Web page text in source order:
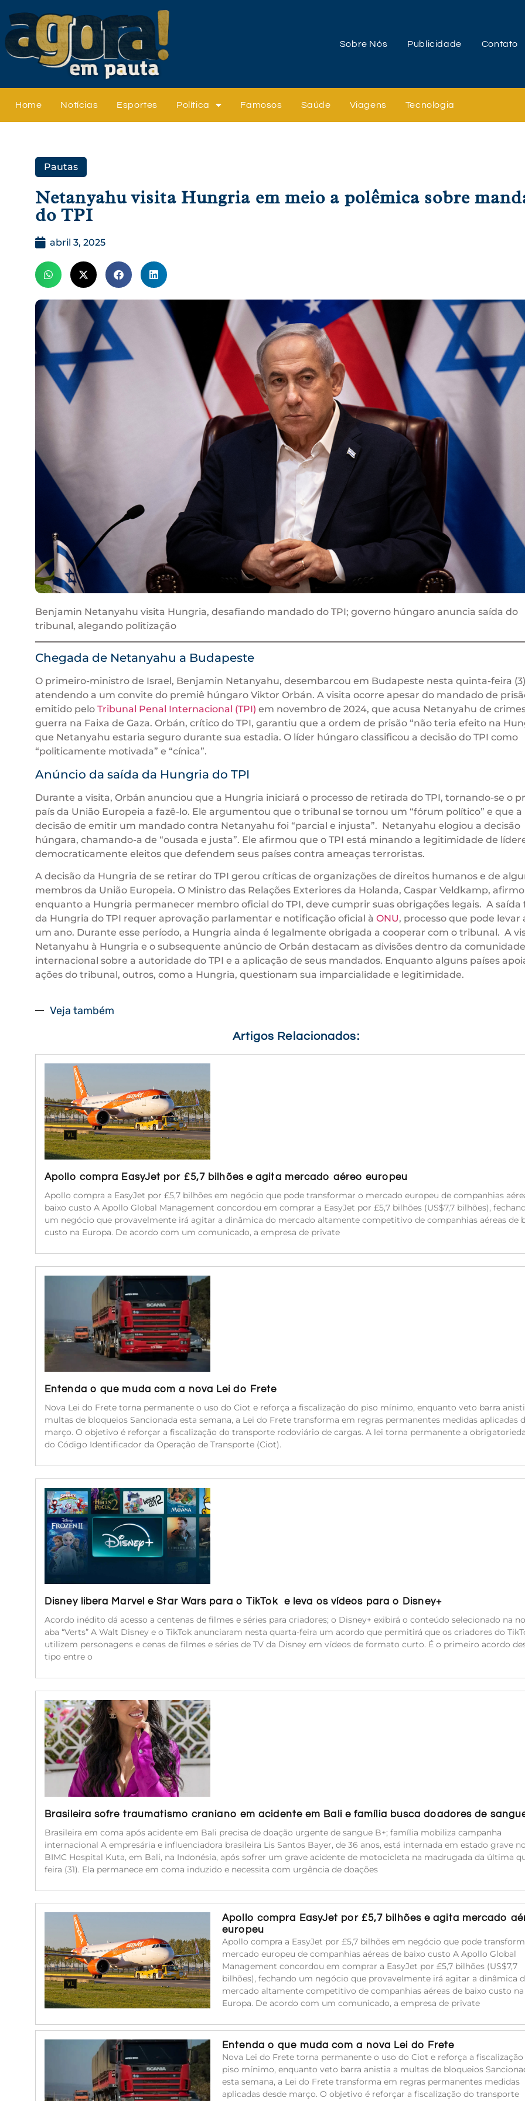
Sobre Nós Publicidade Contato
Home Notícias Esportes Política Famosos Saúde Viagens Tecnologia
Pautas
Netanyahu visita Hungria em meio a polêmica sobre
do TPI
abril 3, 2025
Benjamin Netanyahu visita Hungria, desafiando mandado do TPI; governo húngaro anuncia saída do
tribunal, alegando politização
Chegada de Netanyahu a Budapeste
O primeiro-ministro de Israel, Benjamin Netanyahu, desembarcou em Budapeste nesta quinta-feira
atendendo a um convite do premiê húngaro Viktor Orbán. A visita ocorre apesar do mandado de
emitido pelo Tribunal Penal Internacional (TPI) em novembro de 2024, que acusa Netanyahu de
guerra na Faixa de Gaza. Orbán, crítico do TPI, garantiu que a ordem de prisão “não teria efeito na
que Netanyahu estaria seguro durante sua estadia. O líder húngaro classificou a decisão do TPI como
“politicamente motivada” e “cínica”.
Anúncio da saída da Hungria do TPI
Durante a visita, Orbán anunciou que a Hungria iniciará o processo de retirada do TPI, tornando-se o
país da União Europeia a fazê-lo. Ele argumentou que o tribunal se tornou um “fórum político” e que a
decisão de emitir um mandado contra Netanyahu foi “parcial e injusta”. Netanyahu elogiou a decisão
húngara, chamando-a de “ousada e justa”. Ele afirmou que o TPI está minando a legitimidade de
democraticamente eleitos que defendem seus países contra ameaças terroristas.
A decisão da Hungria de se retirar do TPI gerou críticas de organizações de direitos humanos e de
membros da União Europeia. O Ministro das Relações Exteriores da Holanda, Caspar Veldkamp,
enquanto a Hungria permanecer membro oficial do TPI, deve cumprir suas obrigações legais. A saída
da Hungria do TPI requer aprovação parlamentar e notificação oficial à ONU, processo que pode levar
um ano. Durante esse período, a Hungria ainda é legalmente obrigada a cooperar com o tribunal. A
Netanyahu à Hungria e o subsequente anúncio de Orbán destacam as divisões dentro da comunidade
internacional sobre a autoridade do TPI e a aplicação de seus mandados. Enquanto alguns países
ações do tribunal, outros, como a Hungria, questionam sua imparcialidade e legitimidade.
Veja também
Artigos Relacionados:
Apollo compra EasyJet por £5,7 bilhões e agita mercado aéreo europeu
Apollo compra a EasyJet por £5,7 bilhões em negócio que pode transformar o mercado europeu de companhias
baixo custo A Apollo Global Management concordou em comprar a EasyJet por £5,7 bilhões (US$7,7 bilhões),
um negócio que provavelmente irá agitar a dinâmica do mercado altamente competitivo de companhias aéreas de
custo na Europa. De acordo com um comunicado, a empresa de private
Entenda o que muda com a nova Lei do Frete
Nova Lei do Frete torna permanente o uso do Ciot e reforça a fiscalização do piso mínimo, enquanto veto barra
multas de bloqueios Sancionada esta semana, a Lei do Frete transforma em regras permanentes medidas aplicadas
março. O objetivo é reforçar a fiscalização do transporte rodoviário de cargas. A lei torna permanente a
do Código Identificador da Operação de Transporte (Ciot).
Disney libera Marvel e Star Wars para o TikTok e leva os vídeos para o Disney+
Acordo inédito dá acesso a centenas de filmes e séries para criadores; o Disney+ exibirá o conteúdo selecionado na
aba “Verts” A Walt Disney e o TikTok anunciaram nesta quarta-feira um acordo que permitirá que os criadores do
utilizem personagens e cenas de filmes e séries de TV da Disney em vídeos de formato curto. É o primeiro acordo
tipo entre o
Brasileira sofre traumatismo craniano em acidente em Bali e família busca doadores de
Brasileira em coma após acidente em Bali precisa de doação urgente de sangue B+; família mobiliza campanha
internacional A empresária e influenciadora brasileira Lis Santos Bayer, de 36 anos, está internada em estado grave no
BIMC Hospital Kuta, em Bali, na Indonésia, após sofrer um grave acidente de motocicleta na madrugada da última
feira (31). Ela permanece em coma induzido e necessita com urgência de doações
Apollo compra EasyJet por £5,7 bilhões e agita mercado
europeu
Apollo compra a EasyJet por £5,7 bilhões em negócio que pode
mercado europeu de companhias aéreas de baixo custo A Apollo Global
Management concordou em comprar a EasyJet por £5,7 bilhões (US$7,7
bilhões), fechando um negócio que provavelmente irá agitar a dinâmica
mercado altamente competitivo de companhias aéreas de baixo custo na
Europa. De acordo com um comunicado, a empresa de private
Entenda o que muda com a nova Lei do Frete
Nova Lei do Frete torna permanente o uso do Ciot e reforça a fiscalização
piso mínimo, enquanto veto barra anistia a multas de bloqueios
esta semana, a Lei do Frete transforma em regras permanentes medidas
aplicadas desde março. O objetivo é reforçar a fiscalização do transporte